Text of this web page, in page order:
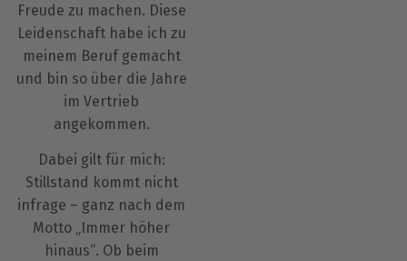
Freude zu machen. Diese
Leidenschaft habe ich zu
meinem Beruf gemacht
und bin so über die Jahre
im Vertrieb
angekommen.
Dabei gilt für mich:
Stillstand kommt nicht
infrage – ganz nach dem
Motto „Immer höher
hinaus“. Ob beim